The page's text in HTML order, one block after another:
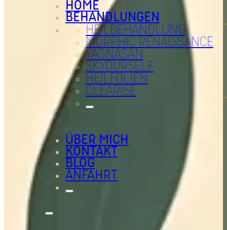
HOME
BEHANDLUNGEN
HEILBEHANDLUNG
MORPHIC RENAISSANCE
YAGNASAN
SKYOURSELF
HEILFOLIEN
CLEARISE
ÜBER MICH
KONTAKT
BLOG
ANFAHRT